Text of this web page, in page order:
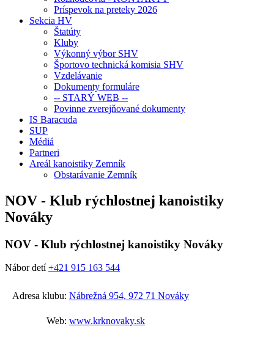
Príspevok na preteky 2026
Sekcia HV
Štatúty
Kluby
Výkonný výbor SHV
Športovo technická komisia SHV
Vzdelávanie
Dokumenty formuláre
-- STARÝ WEB --
Povinne zverejňované dokumenty
IS Baracuda
SUP
Médiá
Partneri
Areál kanoistiky Zemník
Obstarávanie Zemník
NOV - Klub rýchlostnej kanoistiky
Nováky
NOV - Klub rýchlostnej kanoistiky Nováky
Nábor detí+421 915 163 544
Adresa klubu: Nábrežná 954, 972 71 Nováky
Web: www.krknovaky.sk